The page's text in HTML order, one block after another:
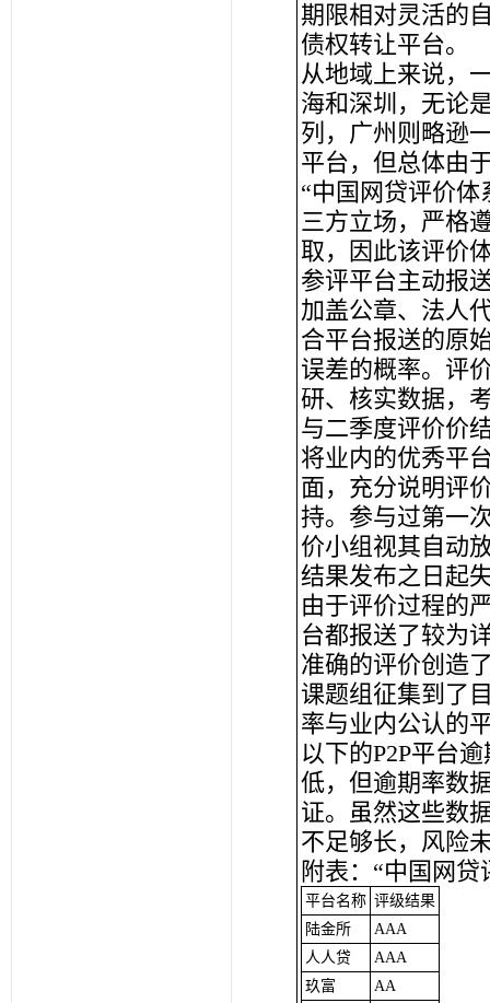
期限相对灵活的
债权转让平台。
从地域上来说，
海和深圳，无论
列，广州则略逊
平台，但总体由
“中国网贷评价
三方立场，严格
取，因此该评价
参评平台主动报
加盖公章、法人
合平台报送的原
误差的概率。评
研、核实数据，
与二季度评价价
将业内的优秀平
面，充分说明评
持。参与过第一
价小组视其自动
结果发布之日起
由于评价过程的
台都报送了较为
准确的评价创造
课题组征集到了
率与业内公认的
以下的P2P平台
低，但逾期率数
证。虽然这些数
不足够长，风险
附表：“中国网
平台名称 评级结果
陆金所
AAA
人人贷
AAA
玖富
AA